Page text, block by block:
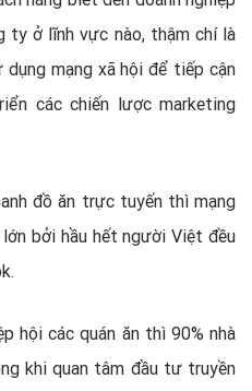
ty ở lĩnh vực nào, thậm chí là
dụng mạng xã hội để tiếp cận
các chiến lược marketing
đồ ăn trực tuyến thì mạng
bởi hầu hết người Việt đều
hội các quán ăn thì 90% nhà
khi quan tâm đầu tư truyền